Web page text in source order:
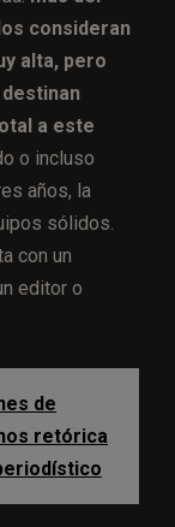
consideran
alta, pero
a este
o incluso
años, la
sólidos.
con un
editor o
de
retórica